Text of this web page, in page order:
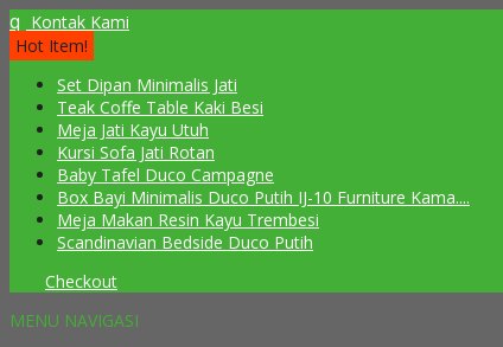
q Kontak Kami
Hot Item!
Set Dipan Minimalis Jati
Teak Coffe Table Kaki Besi
Meja Jati Kayu Utuh
Kursi Sofa Jati Rotan
Baby Tafel Duco Campagne
Box Bayi Minimalis Duco Putih IJ-10 Furniture Kama....
Meja Makan Resin Kayu Trembesi
Scandinavian Bedside Duco Putih
Checkout
MENU NAVIGASI